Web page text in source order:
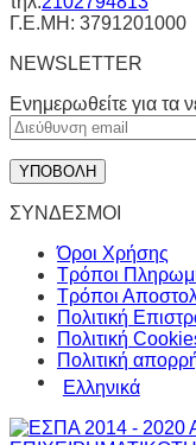
Γ.Ε.ΜΗ: 3791201000
NEWSLETTER
Ενημερωθείτε για τα
ΣΥΝΔΕΣΜΟΙ
Όροι Χρήσης
Τρόποι
Τρόποι
Πολιτική
Πολιτική
Πολιτική
Ελληνικά